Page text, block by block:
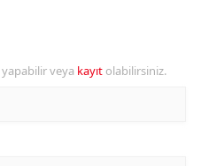
yapabilir veya kayıt olabilirsiniz.